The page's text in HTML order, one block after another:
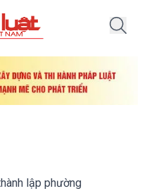
lập phường